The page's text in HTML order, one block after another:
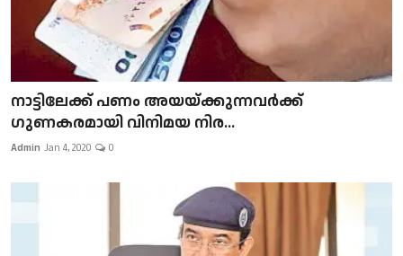
നാട്ടിലേക്ക് പണം അയയ്ക്കുന്നവർക്ക്
ഗുണകരമായി വിനിമയ നിര...
Admin Jan 4, 2020 0